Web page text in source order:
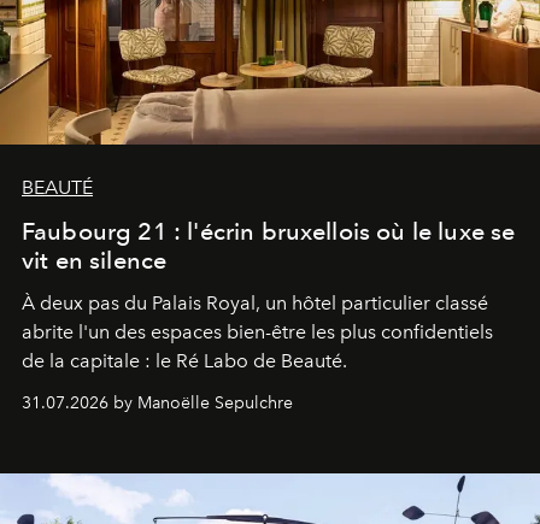
BEAUTÉ
Faubourg 21 : l'écrin bruxellois où le luxe se
vit en silence
À deux pas du Palais Royal, un hôtel particulier classé
abrite l'un des espaces bien-être les plus confidentiels
de la capitale : le Ré Labo de Beauté.
31.07.2026 by Manoëlle Sepulchre